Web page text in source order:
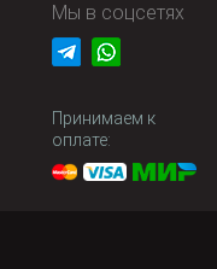
Мы в соцсетях
Принимаем к
оплате: